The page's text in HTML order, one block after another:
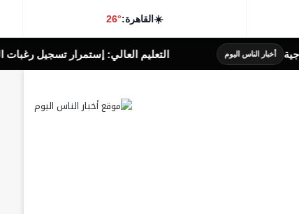
☀️القاهرة:26°
التعليم العالي: إستمرار تسجيل رغبات المرحلة الأولى..